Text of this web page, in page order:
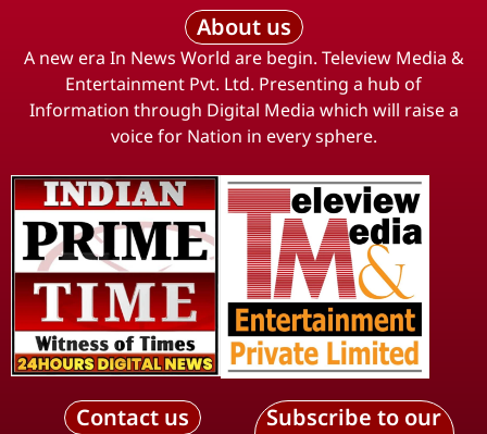
About us
A new era In News World are begin. Teleview Media &
Entertainment Pvt. Ltd. Presenting a hub of
Information through Digital Media which will raise a
voice for Nation in every sphere.
Contact us
Subscribe to our